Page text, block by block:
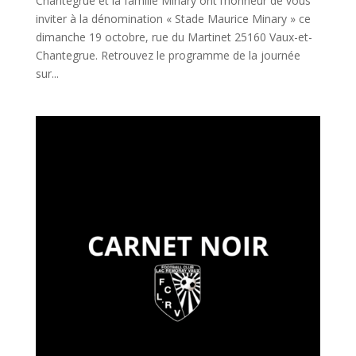
inviter à la dénomination « Stade Maurice Minary » ce
dimanche 19 octobre, rue du Martinet 25160 Vaux-et-
Chantegrue. Retrouvez le programme de la journée
sur...